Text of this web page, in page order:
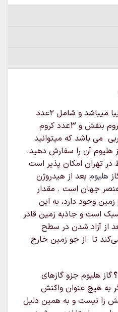
بسیار زیبا میباشد و شامل 2عدد
متالیک سرخابی و 2عدد کروم بنفش و 3عدد کروم
باربی می باشد که میتوانید
هلیوم آن را سفارش دهید.
در تهران امکان پذیر است
هلیوم بعد از هیدروژن
جهان است . مقدار
وجود دارد، به این
است و جاذبه زمین قادر
از آزاد شدن در سطح
تا از جو زمین خارج
گاز هلیوم جزو گازهای
به هیچ عنوان واکنش
زا نیست و به همین دلیل